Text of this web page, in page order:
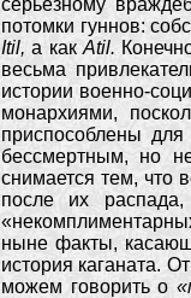
серьезному
потомки гуннов:
Itil,а как Atil.
весьма
истории военно-
монархиями,
приспособлены
бессмертным, но
снимается тем, что
после их
ныне факты,
история каганата.
можем говорить о